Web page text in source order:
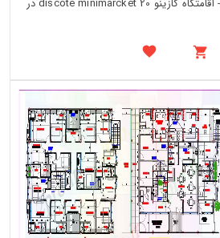
دانلود نقشه هتل - رستوران - اقامتگاه کازینو discote minimarcket 20 در